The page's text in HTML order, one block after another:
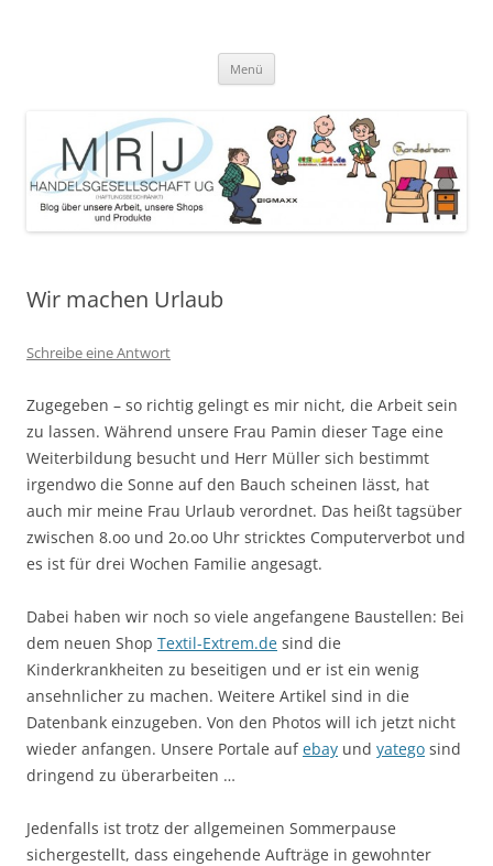
angebotene Produkte
Menü
Wir machen Urlaub
Schreibe eine Antwort
Zugegeben – so richtig gelingt es mir nicht, die Arbeit sein
zu lassen. Während unsere Frau Pamin dieser Tage eine
Weiterbildung besucht und Herr Müller sich bestimmt
irgendwo die Sonne auf den Bauch scheinen lässt, hat
auch mir meine Frau Urlaub verordnet. Das heißt tagsüber
zwischen 8.oo und 2o.oo Uhr stricktes Computerverbot und
es ist für drei Wochen Familie angesagt.
Dabei haben wir noch so viele angefangene Baustellen: Bei
dem neuen Shop Textil-Extrem.de sind die
Kinderkrankheiten zu beseitigen und er ist ein wenig
ansehnlicher zu machen. Weitere Artikel sind in die
Datenbank einzugeben. Von den Photos will ich jetzt nicht
wieder anfangen. Unsere Portale aufebay und yatego sind
dringend zu überarbeiten …
Jedenfalls ist trotz der allgemeinen Sommerpause
sichergestellt, dass eingehende Aufträge in gewohnter